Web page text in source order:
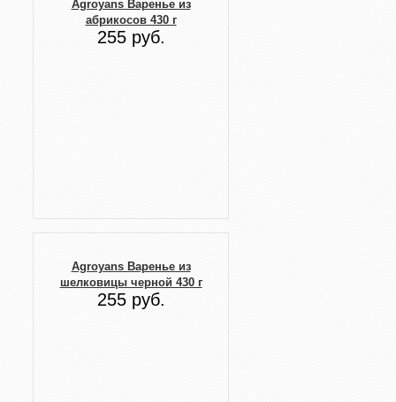
Agroyans Варенье из
абрикосов 430 г
255 руб.
Agroyans Варенье из
шелковицы черной 430 г
255 руб.